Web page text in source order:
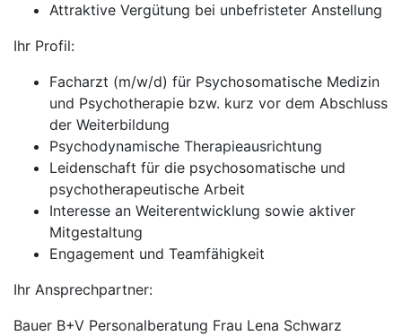
Attraktive Vergütung bei unbefristeter Anstellung
Ihr Profil:
Facharzt (m/w/d) für Psychosomatische Medizin
und Psychotherapie bzw. kurz vor dem Abschluss
der Weiterbildung
Psychodynamische Therapieausrichtung
Leidenschaft für die psychosomatische und
psychotherapeutische Arbeit
Interesse an Weiterentwicklung sowie aktiver
Mitgestaltung
Engagement und Teamfähigkeit
Ihr Ansprechpartner:
Bauer B+V Personalberatung Frau Lena Schwarz